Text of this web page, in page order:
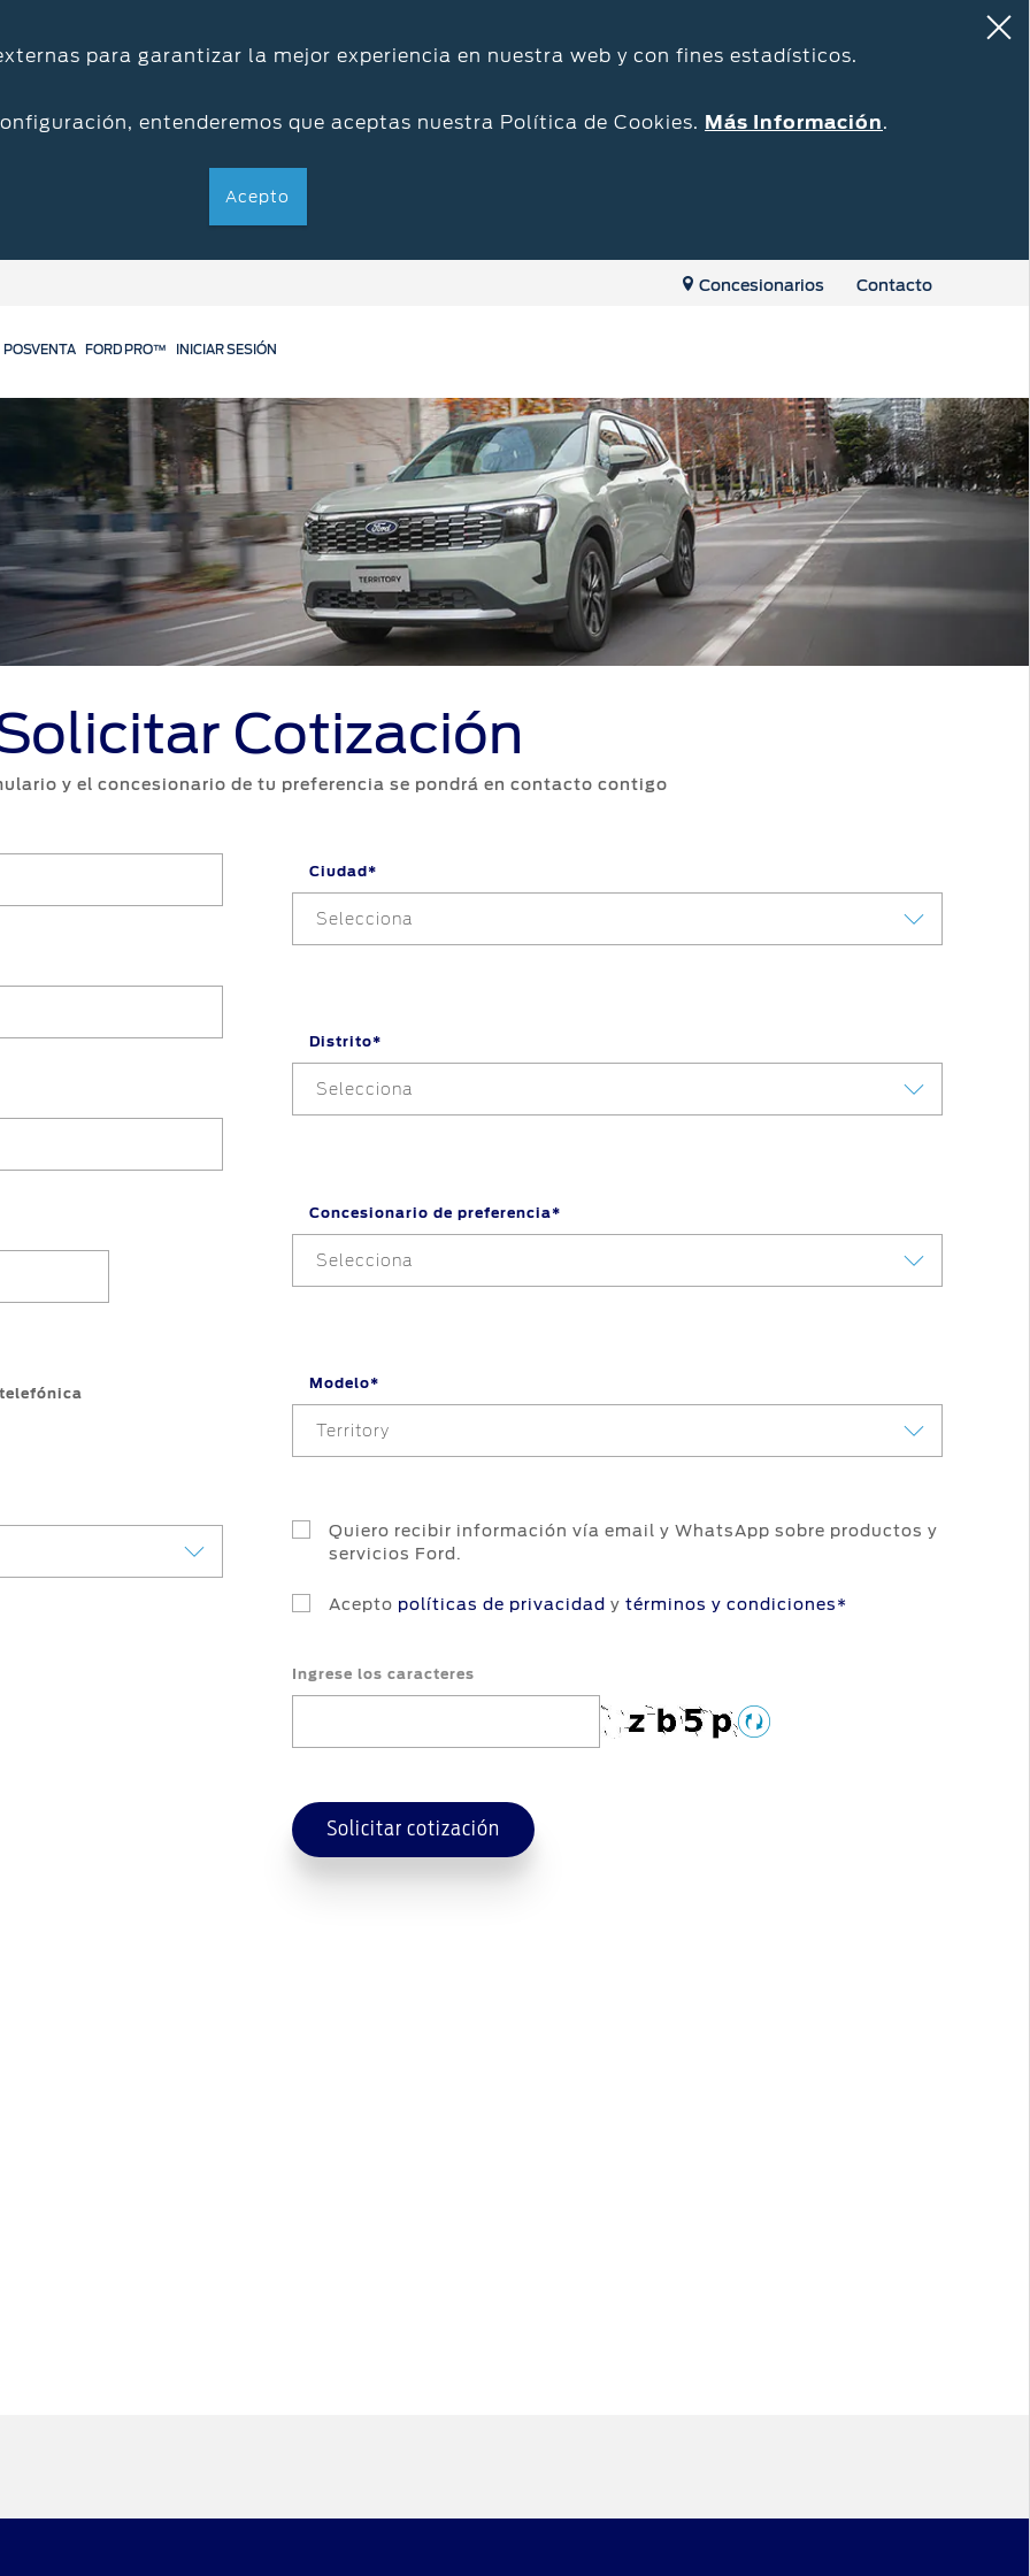
para garantizar la mejor experiencia en nuestra web y con fines estadísticos.
entenderemos que aceptas nuestra Política de Cookies. Más Información.
Acepto
Concesionarios Contacto
Servicios
Ford Posventa
Programa de mantenimiento
Ford Assistance
Repuestos y Accesorios
Accesorios
Repuestos Originales
POSVENTA FORD PRO™ INICIAR SESIÓN
Cotización
y el concesionario de tu preferencia se pondrá en contacto contigo
Ciudad*
Selecciona
Distrito*
Selecciona
Concesionario de preferencia*
Selecciona
Modelo*
Territory
Quiero recibir información vía email y WhatsApp sobre productos y
servicios Ford.
Acepto políticas de privacidad y términos y condiciones*
Ingrese los caracteres
Solicitar cotización